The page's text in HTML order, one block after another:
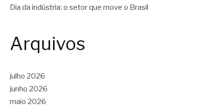
Dia da indústria: o setor que move o Brasil
Arquivos
julho 2026
junho 2026
maio 2026